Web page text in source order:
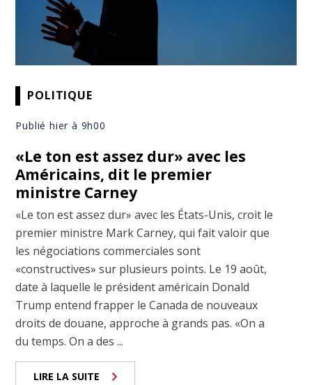
POLITIQUE
Publié hier à 9h00
«Le ton est assez dur» avec les
Américains, dit le premier
ministre Carney
«Le ton est assez dur» avec les États-Unis, croit le
premier ministre Mark Carney, qui fait valoir que
les négociations commerciales sont
«constructives» sur plusieurs points. Le 19 août,
date à laquelle le président américain Donald
Trump entend frapper le Canada de nouveaux
droits de douane, approche à grands pas. «On a
du temps. On a des ...
LIRE LA SUITE